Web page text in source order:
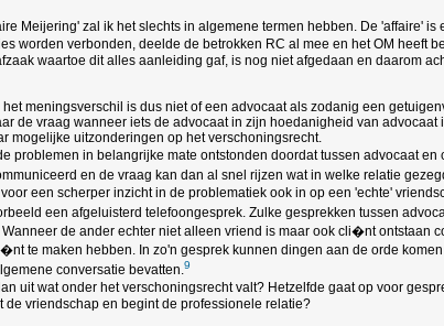
Meijering' zal ik het slechts in algemene termen hebben. De 'affaire'
worden verbonden, deelde de betrokken RC al mee en het OM heeft
waartoe dit alles aanleiding gaf, is nog niet afgedaan en daarom
het meningsverschil is dus niet of een advocaat als zodanig een
de vraag wanneer iets de advocaat in zijn hoedanigheid van
mogelijke uitzonderingen op het verschoningsrecht.
problemen in belangrijke mate ontstonden doordat tussen advocaat
en de vraag kan dan al snel rijzen wat in welke relatie
voor een scherper inzicht in de problematiek ook in op een 'echte'
een afgeluisterd telefoongesprek. Zulke gesprekken tussen
de ander echter niet alleen vriend is maar ook cli�nt ontstaan
te maken hebben. In zo'n gesprek kunnen dingen aan de orde
conversatie bevatten.9
uit wat onder het verschoningsrecht valt? Hetzelfde gaat op voor
de vriendschap en begint de professionele relatie?